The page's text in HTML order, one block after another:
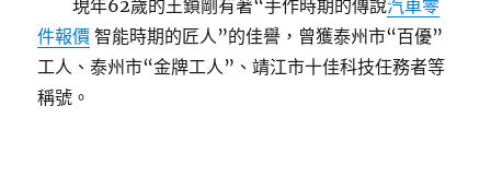
現年62歲的王鎖剛有著“手作時期的傳說汽車零
件報價 智能時期的匠人”的佳譽，曾獲泰州市“百優”
工人、泰州市“金牌工人”、靖江市十佳科技任務者等
稱號。